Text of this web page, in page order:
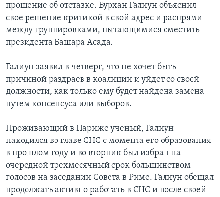
прошение об отставке. Бурхан Галиун объяснил
свое решение критикой в свой адрес и распрями
между группировками, пытающимися сместить
президента Башара Асада.
Галиун заявил в четверг, что не хочет быть
причиной раздраев в коалиции и уйдет со своей
должности, как только ему будет найдена замена
путем консенсуса или выборов.
Проживающий в Париже ученый, Галиун
находился во главе СНС с момента его образования
в прошлом году и во вторник был избран на
очередной трехмесячный срок большинством
голосов на заседании Совета в Риме. Галиун обещал
продолжать активно работать в СНС и после своей